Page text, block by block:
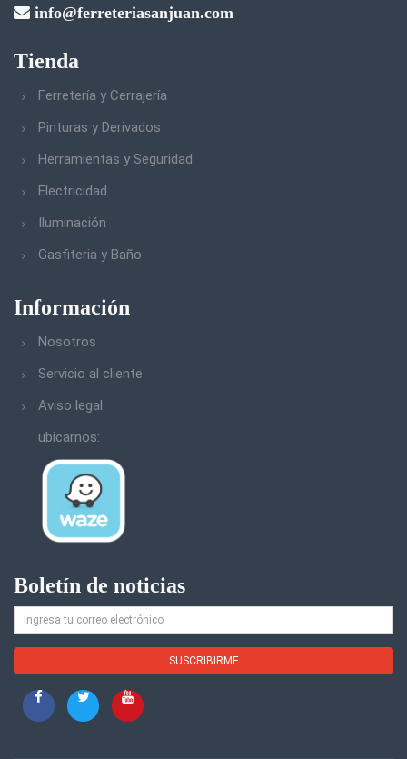
info@ferreteriasanjuan.com
Tienda
Ferretería y Cerrajería
Pinturas y Derivados
Herramientas y Seguridad
Electricidad
Iluminación
Gasfiteria y Baño
Información
Nosotros
Servicio al cliente
Aviso legal
ubicarnos:
Boletín de noticias